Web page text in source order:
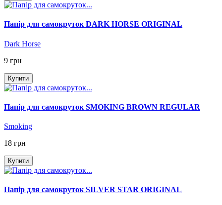
Папір для самокруток DARK HORSE ORIGINAL
Dark Horse
9 грн
Купити
Папір для самокруток SMOKING BROWN REGULAR
Smoking
18 грн
Купити
Папір для самокруток SILVER STAR ORIGINAL